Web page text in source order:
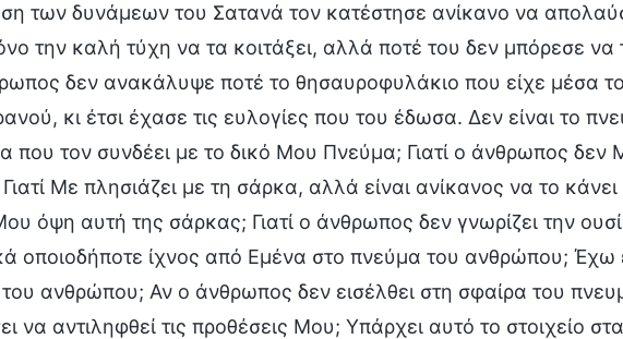
των δυνάμεων του Σατανά τον κατέστησε ανίκανο να
την καλή τύχη να τα κοιτάξει, αλλά ποτέ του δεν μπόρεσε να
δεν ανακάλυψε ποτέ το θησαυροφυλάκιο που είχε μέσα
κι έτσι έχασε τις ευλογίες που του έδωσα. Δεν είναι το
που τον συνδέει με το δικό Μου Πνεύμα; Γιατί ο άνθρωπος δεν
Με πλησιάζει με τη σάρκα, αλλά είναι ανίκανος να το
όψη αυτή της σάρκας; Γιατί ο άνθρωπος δεν γνωρίζει την
οποιοδήποτε ίχνος από Εμένα στο πνεύμα του ανθρώπου; Έχω
ανθρώπου; Αν ο άνθρωπος δεν εισέλθει στη σφαίρα του
να αντιληφθεί τις προθέσεις Μου; Υπάρχει αυτό το στοιχείο